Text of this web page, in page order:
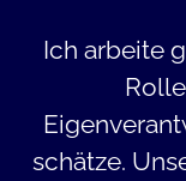
Ich arbeite
schätze.